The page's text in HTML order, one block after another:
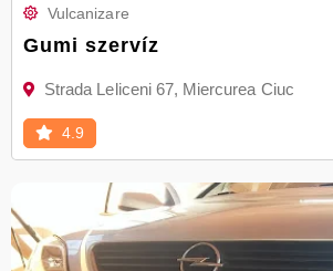
Vulcanizare
Gumi szervíz
Strada Leliceni 67, Miercurea Ciuc
4.9